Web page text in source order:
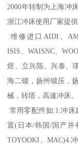
2000年转制为上海冲
浙江冲床使用厂家提
维修进口AIDI、
ISIS、WAISNC、
煜、立兴陈、兴泰、
海二锻，扬州锻压，
械，转塔，高速冲床。
常用零配件如:1:冲
置(日本/韩国/国产并
TOYOOKI、MAC)4.